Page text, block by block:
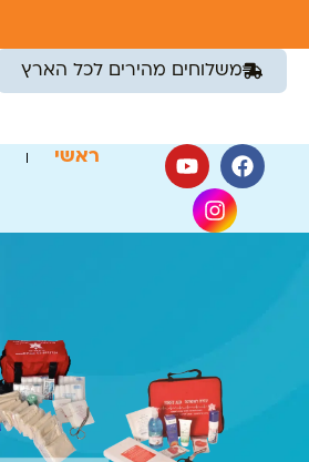
משלוחים מהירים לכל הארץ
ראשי